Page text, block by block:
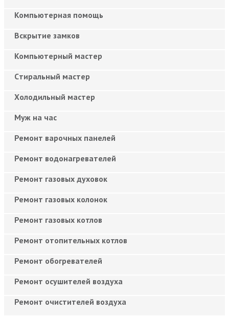
Компьютерная помощь
Вскрытие замков
Компьютерный мастер
Cтиральный мастер
Холодильный мастер
Муж на час
Ремонт варочных панелей
Ремонт водонагревателей
Ремонт газовых духовок
Ремонт газовых колонок
Ремонт газовых котлов
Ремонт отопительных котлов
Ремонт обогревателей
Ремонт осушителей воздуха
Ремонт очистителей воздуха